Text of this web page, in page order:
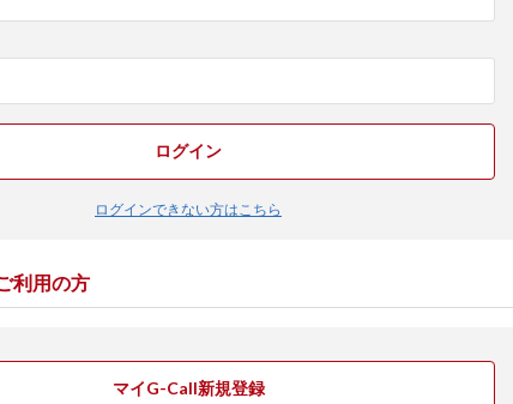
ログイン
ログインできない方はこちら
利用の方
マイG-Call新規登録